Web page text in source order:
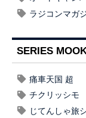
ラジコンマガ
SERIES
痛車天国 超
チクリッシモ
じてんしゃ旅